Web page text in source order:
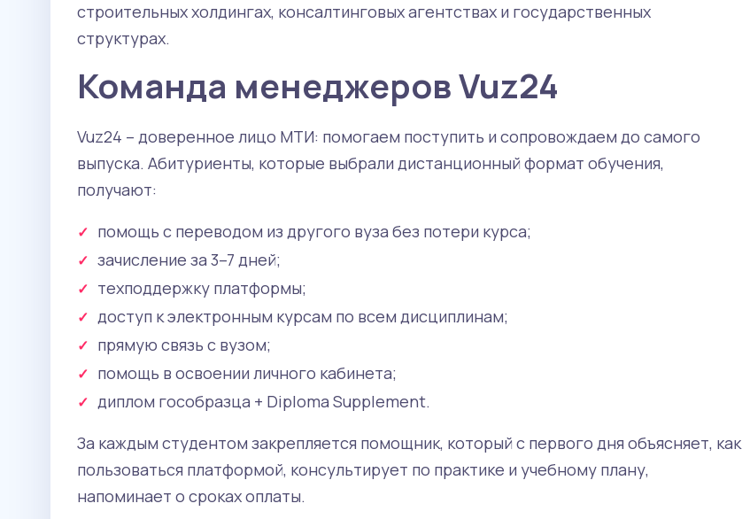
строительных холдингах, консалтинговых агентствах и государственных
структурах.
Команда менеджеров Vuz24
Vuz24 – доверенное лицо МТИ: помогаем поступить и сопровождаем до самого
выпуска. Абитуриенты, которые выбрали дистанционный формат обучения,
получают:
помощь с переводом из другого вуза без потери курса;
зачисление за 3–7 дней;
техподдержку платформы;
доступ к электронным курсам по всем дисциплинам;
прямую связь с вузом;
помощь в освоении личного кабинета;
диплом гособразца + Diploma Supplement.
За каждым студентом закрепляется помощник, который с первого дня объясняет, как
пользоваться платформой, консультирует по практике и учебному плану,
напоминает о сроках оплаты.